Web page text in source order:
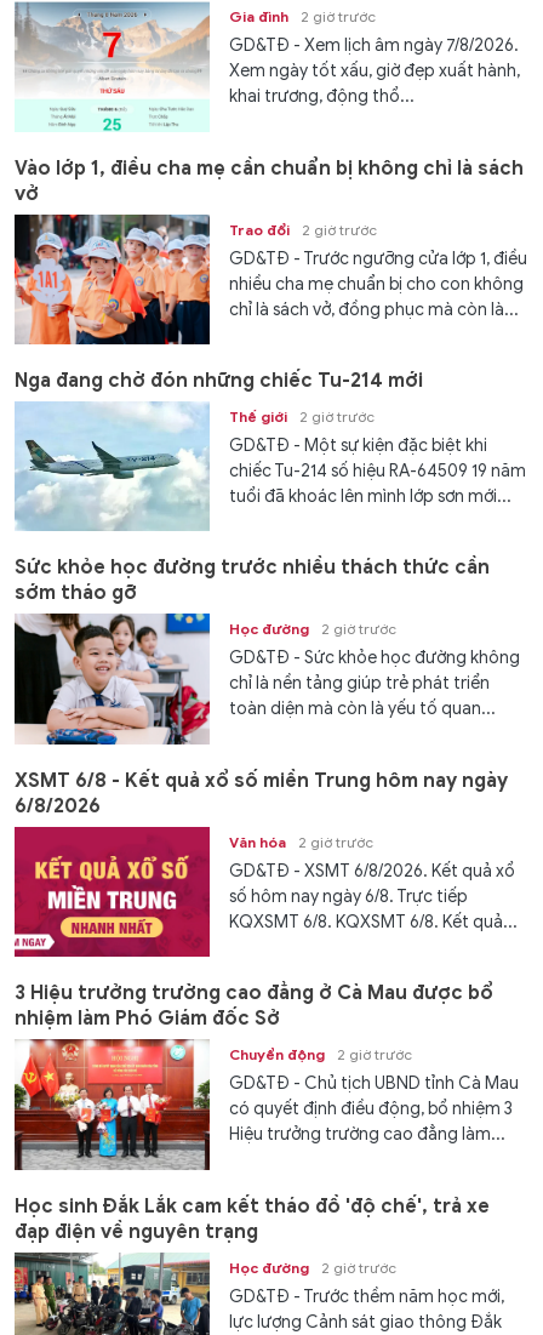
Gia đình 2 giờ trước
GD&TĐ - Xem lịch âm ngày 7/8/2026.
Xem ngày tốt xấu, giờ đẹp xuất hành,
khai trương, động thổ...
Vào lớp 1, điều cha mẹ cần chuẩn bị không chỉ là sách
vở
Trao đổi 2 giờ trước
GD&TĐ - Trước ngưỡng cửa lớp 1, điều
nhiều cha mẹ chuẩn bị cho con không
chỉ là sách vở, đồng phục mà còn là...
Nga đang chờ đón những chiếc Tu-214 mới
Thế giới 2 giờ trước
GD&TĐ - Một sự kiện đặc biệt khi
chiếc Tu-214 số hiệu RA-64509 19 năm
tuổi đã khoác lên mình lớp sơn mới...
Sức khỏe học đường trước nhiều thách thức cần
sớm tháo gỡ
Học đường 2 giờ trước
GD&TĐ - Sức khỏe học đường không
chỉ là nền tảng giúp trẻ phát triển
toàn diện mà còn là yếu tố quan...
XSMT 6/8 - Kết quả xổ số miền Trung hôm nay ngày
6/8/2026
Văn hóa 2 giờ trước
GD&TĐ - XSMT 6/8/2026. Kết quả xổ
số hôm nay ngày 6/8. Trực tiếp
KQXSMT 6/8. KQXSMT 6/8. Kết quả...
3 Hiệu trưởng trường cao đẳng ở Cà Mau được bổ
nhiệm làm Phó Giám đốc Sở
Chuyển động 2 giờ trước
GD&TĐ - Chủ tịch UBND tỉnh Cà Mau
có quyết định điều động, bổ nhiệm 3
Hiệu trưởng trường cao đẳng làm...
Học sinh Đắk Lắk cam kết tháo đồ 'độ chế', trả xe
đạp điện về nguyên trạng
Học đường 2 giờ trước
GD&TĐ - Trước thềm năm học mới,
lực lượng Cảnh sát giao thông Đắk